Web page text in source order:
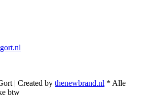
| Created by thenewbrand.nl * Alle
btw